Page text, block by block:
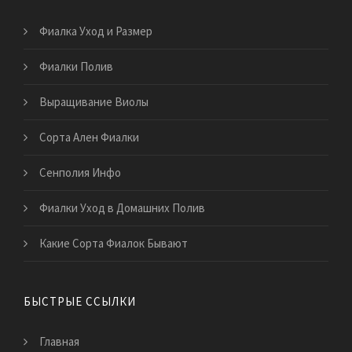
Фиалка Уход и Размер
Фиалки Полив
Выращивание Виолы
Сорта Ален Фиалки
Сенполия Инфо
Фиалки Уход в Домашних Полив
Какие Сорта Фиалок Бывают
БЫСТРЫЕ ССЫЛКИ
Главная